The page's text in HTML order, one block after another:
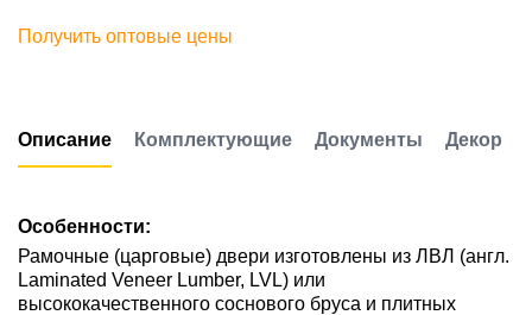
Получить оптовые цены
Описание Комплектующие Документы Декор
Особенности:
Рамочные (царговые) двери изготовлены из ЛВЛ (англ.
Laminated Veneer Lumber, LVL) или
высококачественного соснового бруса и плитных